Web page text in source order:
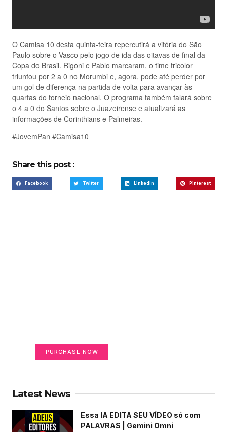
O Camisa 10 desta quinta-feira repercutirá a vitória do São
Paulo sobre o Vasco pelo jogo de ida das oitavas de final da
Copa do Brasil. Rigoni e Pablo marcaram, o time tricolor
triunfou por 2 a 0 no Morumbi e, agora, pode até perder por
um gol de diferença na partida de volta para avançar às
quartas do torneio nacional. O programa também falará sobre
o 4 a 0 do Santos sobre o Juazeirense e atualizará as
informações de Corinthians e Palmeiras.
#JovemPan #Camisa10
Share this post :
Facebook Twitter LinkedIn Pinterest
PURCHASE NOW
Latest News
Essa IA EDITA SEU VÍDEO só com
PALAVRAS | Gemini Omni